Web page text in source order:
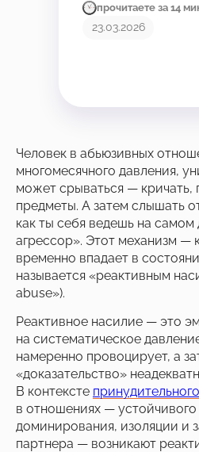
прочитаете за 14
23.03.2026
Человек в абьюзивных
многомесячного давления,
может срываться — кричать,
предметы. А затем слышать
как ты себя ведешь на самом
агрессор». Этот механизм —
временно впадает в
называется «реактивным
abuse»).
Реактивное насилие — это
на систематическое
намеренно провоцирует, а
«доказательство»
В контексте
в отношениях — устойчивого
доминирования, изоляции и
партнера — возникают